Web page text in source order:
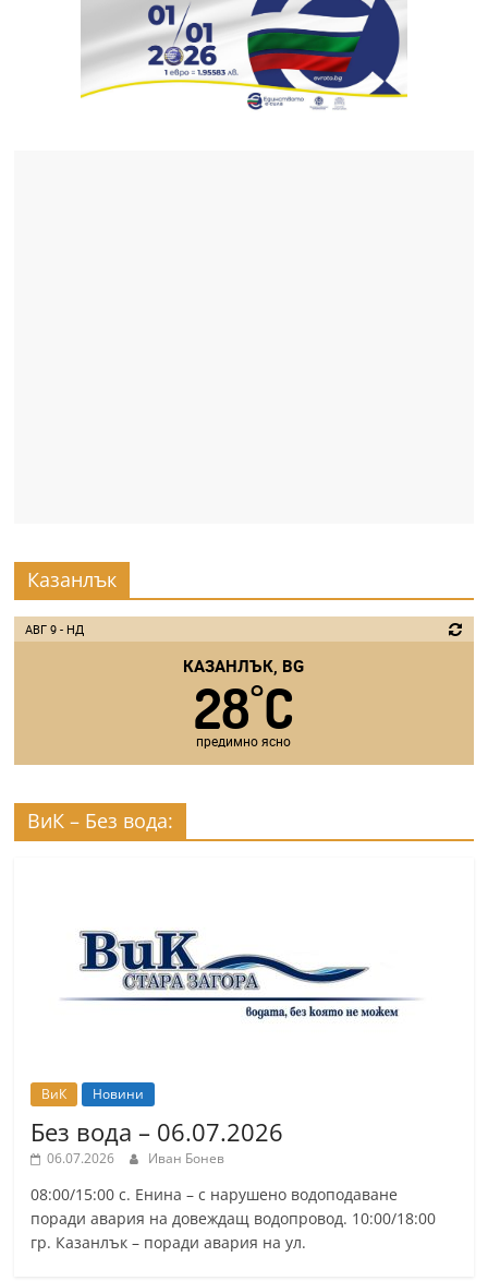
Казанлък
АВГ 9 - НД
КАЗАНЛЪК, BG
28°C
предимно ясно
ВиК – Без вода:
ВиК Новини
Без вода – 06.07.2026
06.07.2026 Иван Бонев
08:00/15:00 с. Енина – с нарушено водоподаване
поради авария на довеждащ водопровод. 10:00/18:00
гр. Казанлък – поради авария на ул.